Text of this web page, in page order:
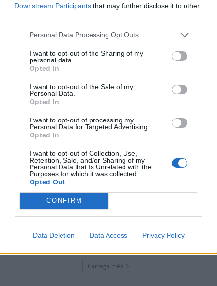
Downstream Participants that may further disclose it to other
Personal Data Processing Opt Outs
I want to opt-out of the Sharing of my
personal data.
Opted In
I want to opt-out of the Sale of my
Personal Data.
Opted In
I want to opt-out of processing my
Personal Data for Targeted Advertising.
Opted In
I want to opt-out of Collection, Use,
Retention, Sale, and/or Sharing of my
Personal Data that Is Unrelated with the
Purposes for which it was collected.
Opted Out
CONFIRM
Data Deletion Data Access Privacy Policy
ÚLTIMES NOTÍCIES
Festes
Amposta viurà unes festes amb més
de 200 actes i l’expectació per l’eclipsi
31 de juliol de 2026
Només 3 de cada 10 turistes visiten la
31 de juliol de 2026
Carrega més